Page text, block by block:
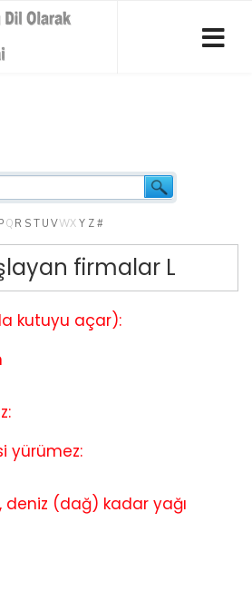
Q R S T U VWX Y Z #
firmalar L
kutuyu açar):
yürümez:
deniz (dağ) kadar yağı